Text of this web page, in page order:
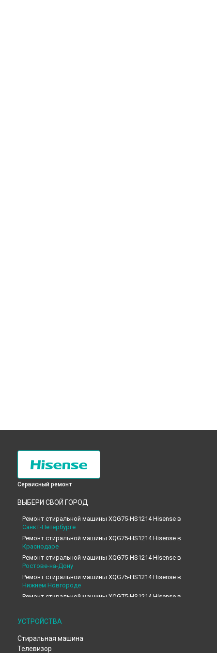
Сервисный ремонт
ВЫБЕРИ СВОЙ ГОРОД
Ремонт стиральной машины XQG75-HS1214 Hisense в
Санкт-Петербурге
Ремонт стиральной машины XQG75-HS1214 Hisense в
Краснодаре
Ремонт стиральной машины XQG75-HS1214 Hisense в
Ростове-на-Дону
Ремонт стиральной машины XQG75-HS1214 Hisense в
Нижнем Новгороде
Ремонт стиральной машины XQG75-HS1214 Hisense в
Ремонт стиральной машины XQG75-HS1214 Hisense в
Челябинске
Ремонт стиральной машины XQG75-HS1214 Hisense в
Екатеринбурге
УСТРОЙСТВА
Стиральная машина
Телевизор